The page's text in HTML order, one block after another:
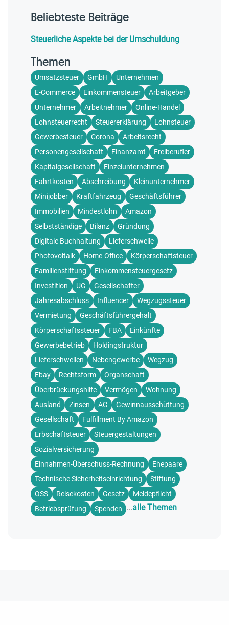
Beliebteste Beiträge
Steuerliche Aspekte bei der Umschuldung
Themen
Umsatzsteuer GmbH
Unternehmen
E-Commerce
Einkommensteuer
Arbeitgeber
Unternehmer
Arbeitnehmer
Online-Handel
Lohnsteuerrecht
Steuererklärung
Lohnsteuer
Gewerbesteuer
Corona
Arbeitsrecht
Personengesellschaft
Finanzamt
Freiberufler
Kapitalgesellschaft
Einzelunternehmen
Fahrtkosten
Abschreibung
Kleinunternehmer
Minijobber
Kraftfahrzeug
Geschäftsführer
Immobilien
Mindestlohn
Amazon
Selbstständige
Bilanz
Gründung
Digitale Buchhaltung
Lieferschwelle
Photovoltaik
Home-Office
Körperschaftsteuer
Familienstiftung
Einkommensteuergesetz
Investition
UG
Gesellschafter
Jahresabschluss
Influencer
Wegzugssteuer
Vermietung
Geschäftsführergehalt
Körperschaftssteuer
FBA
Einkünfte
Gewerbebetrieb
Holdingstruktur
Lieferschwellen
Nebengewerbe
Wegzug
Ebay
Rechtsform
Organschaft
Überbrückungshilfe
Vermögen
Wohnung
Ausland
Zinsen AG
Gewinnausschüttung
Gesellschaft
Fulfillment By Amazon
Erbschaftsteuer
Steuergestaltungen
Sozialversicherung
Einnahmen-Überschuss-Rechnung
Ehepaare
Technische Sicherheitseinrichtung
Stiftung
OSS
Reisekosten Gesetz
Meldepflicht
Betriebsprüfung
Spenden ...alle Themen